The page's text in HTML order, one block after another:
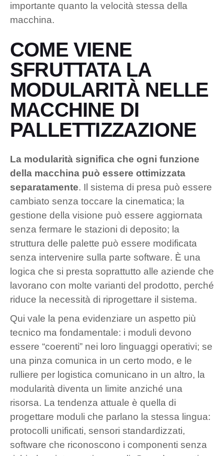
importante quanto la velocità stessa della
macchina.
COME VIENE
SFRUTTATA LA
MODULARITÀ NELLE
MACCHINE DI
PALLETTIZZAZIONE
La modularità significa che ogni funzione
della macchina può essere ottimizzata
separatamente. Il sistema di presa può essere
cambiato senza toccare la cinematica; la
gestione della visione può essere aggiornata
senza fermare le stazioni di deposito; la
struttura delle palette può essere modificata
senza intervenire sulla parte software. È una
logica che si presta soprattutto alle aziende che
lavorano con molte varianti del prodotto, perché
riduce la necessità di riprogettare il sistema.
Qui vale la pena evidenziare un aspetto più
tecnico ma fondamentale: i moduli devono
essere “coerenti” nei loro linguaggi operativi; se
una pinza comunica in un certo modo, e le
rulliere per logistica comunicano in un altro, la
modularità diventa un limite anziché una
risorsa. La tendenza attuale è quella di
progettare moduli che parlano la stessa lingua:
protocolli unificati, sensori standardizzati,
software che riconoscono i componenti senza